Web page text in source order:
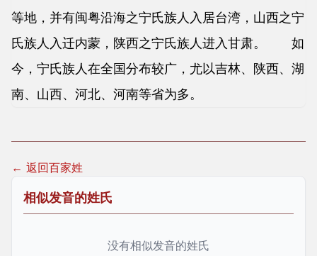
等地，并有闽粤沿海之宁氏族人入居台湾，山西之宁
氏族人入迁内蒙，陕西之宁氏族人进入甘肃。 如
今，宁氏族人在全国分布较广，尤以吉林、陕西、湖
南、山西、河北、河南等省为多。
← 返回百家姓
相似发音的姓氏
没有相似发音的姓氏